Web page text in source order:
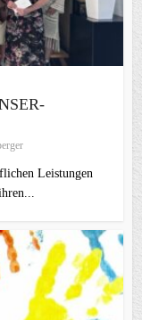
Leistungen